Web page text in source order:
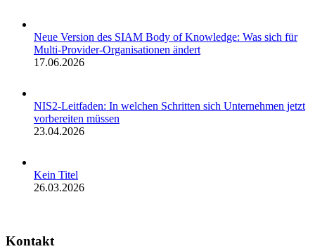
Neue Version des SIAM Body of Knowledge: Was sich für
Multi-Provider-Organisationen ändert
17.06.2026
NIS2-Leitfaden: In welchen Schritten sich Unternehmen jetzt
vorbereiten müssen
23.04.2026
Kein Titel
26.03.2026
Kontakt